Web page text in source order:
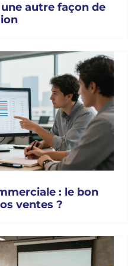
autre façon de
: le bon
ventes ?